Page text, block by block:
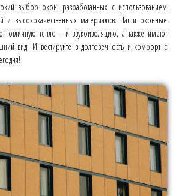
выбор окон, разработанных с использованием
и высококачественных материалов. Наши оконные
отличную тепло - и звукоизоляцию, а также имеют
вид. Инвестируйте в долговечность и комфорт с